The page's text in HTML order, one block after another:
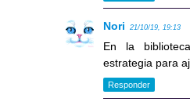
Nori 21/10/19, 19:13
En la
estrategia para
Responder